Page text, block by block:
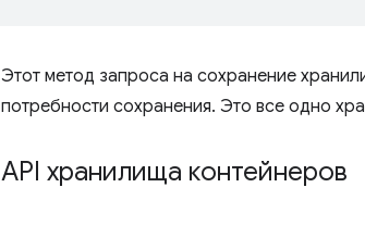
Этот метод запроса на сохранение
потребности сохранения. Это все одно
API хранилища контейнеров